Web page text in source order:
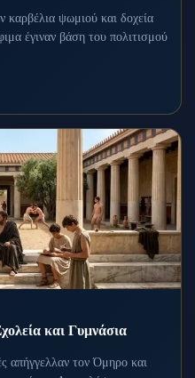
ψωμιού και δοχεία
έγιναν βάση του πολιτισμού
και Γυμνάσια
απήγγελλαν τον Όμηρο και